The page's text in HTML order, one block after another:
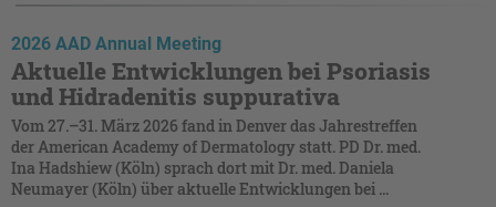
2026 AAD Annual Meeting
Aktuelle Entwicklungen bei Psoriasis
und Hidradenitis suppurativa
Vom 27.–31. März 2026 fand in Denver das Jahrestreffen
der American Academy of Dermatology statt. PD Dr. med.
Ina Hadshiew (Köln) sprach dort mit Dr. med. Daniela
Neumayer (Köln) über aktuelle Entwicklungen bei ...